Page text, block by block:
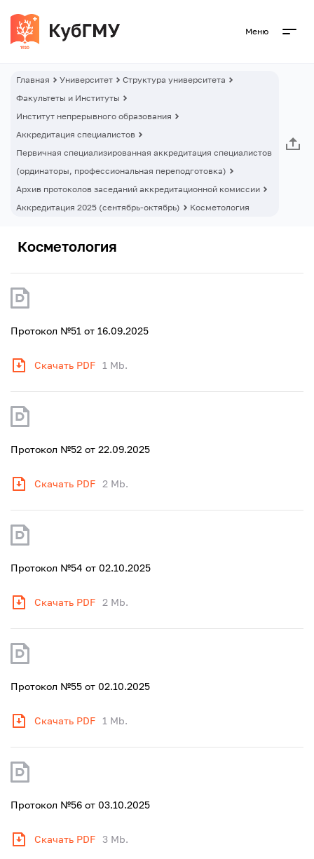
Меню
Главная Университет
Структура университета
Факультеты и Институты
Институт непрерывного образования
Аккредитация специалистов
Первичная специализированная аккредитация специалистов
(ординаторы, профессиональная переподготовка)
Архив протоколов заседаний аккредитационной комиссии
Аккредитация 2025 (сентябрь-октябрь)
Косметология
Косметология
Протокол №51 от 16.09.2025
Скачать PDF 1 Mb.
Протокол №52 от 22.09.2025
Скачать PDF 2 Mb.
Протокол №54 от 02.10.2025
Скачать PDF 2 Mb.
Протокол №55 от 02.10.2025
Скачать PDF 1 Mb.
Протокол №56 от 03.10.2025
Скачать PDF 3 Mb.